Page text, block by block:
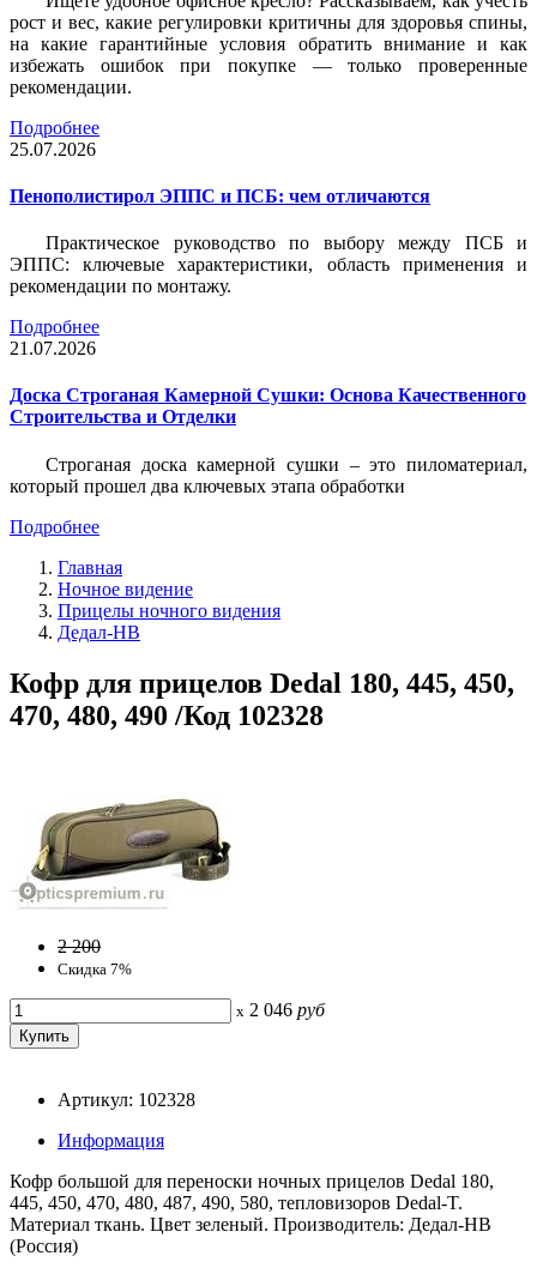
рост и вес, какие регулировки критичны для здоровья спины,
на какие гарантийные условия обратить внимание и как
избежать ошибок при покупке — только проверенные
рекомендации.
Подробнее
25.07.2026
Пенополистирол ЭППС и ПСБ: чем отличаются
Практическое руководство по выбору между ПСБ и
ЭППС: ключевые характеристики, область применения и
рекомендации по монтажу.
Подробнее
21.07.2026
Доска Строганая Камерной Сушки: Основа Качественного
Строительства и Отделки
Строганая доска камерной сушки – это пиломатериал,
который прошел два ключевых этапа обработки
Подробнее
Главная
Ночное видение
Прицелы ночного видения
Дедал-НВ
Кофр для прицелов Dedal 180, 445, 450,
470, 480, 490 /Код 102328
2 200
Скидка 7%
x 2 046 руб
Артикул: 102328
Информация
Кофр большой для переноски ночных прицелов Dedal 180,
445, 450, 470, 480, 487, 490, 580, тепловизоров Dedal-T.
Материал ткань. Цвет зеленый. Производитель: Дедал-НВ
(Россия)